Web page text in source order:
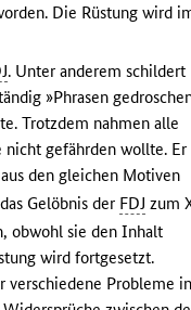
Die Rüstung wird
. Unter anderem schildert
»Phrasen
Trotzdem nahmen alle
nicht gefährden wollte. Er
aus den gleichen Motiven
Gelöbnis der FDJ zum
obwohl sie den Inhalt
wird fortgesetzt.
verschiedene Probleme